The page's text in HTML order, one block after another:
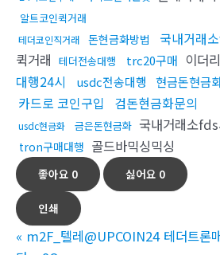
알트코인퀵거래
테더코인직거래 돈현금화방법 국내거래
퀵거래 테더전송대행 trc20구매 이더
대행24시
usdc전송대행 현금돈현금
카드로 코인구입
검돈현금화문의
usdc현금화 금은돈현금화 국내거래소
tron구매대행 골드바믹싱믹싱
좋아요 0 싫어요 0
인쇄
« m2F_텔레@UPCOIN24 테더트론